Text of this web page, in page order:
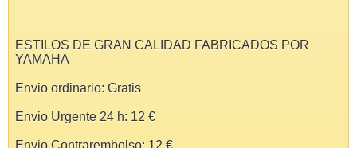
ESTILOS DE GRAN CALIDAD FABRICADOS POR
YAMAHA
Envio ordinario: Gratis
Envio Urgente 24 h: 12 €
Envio Contrarembolso: 12 €